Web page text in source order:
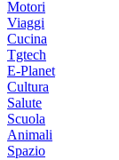
Motori
Viaggi
Cucina
Tgtech
E-Planet
Cultura
Salute
Scuola
Animali
Spazio